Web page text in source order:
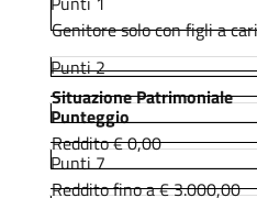
Genitore solo con figli a
Punti 2
Situazione Patrimoniale
Punteggio
Reddito € 0,00
Punti 7
Reddito fino a € 3.000,00